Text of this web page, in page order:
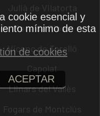
Julià de Vilatorta
Pere de Ribes
Vicenç de Torelló
Capolat
Llinars del Vallès
Fogars de Montclús
cookie esencial y
mínimo de esta
de cookies
ACEPTAR